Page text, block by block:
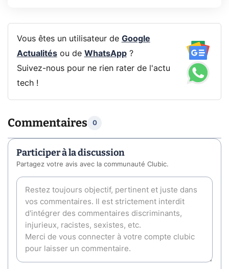
Vous êtes un utilisateur de Google
Actualitésou de WhatsApp?
Suivez-nous pour ne rien rater de l'actu
tech !
Commentaires 0
Participer à la discussion
Partagez votre avis avec la communauté Clubic.